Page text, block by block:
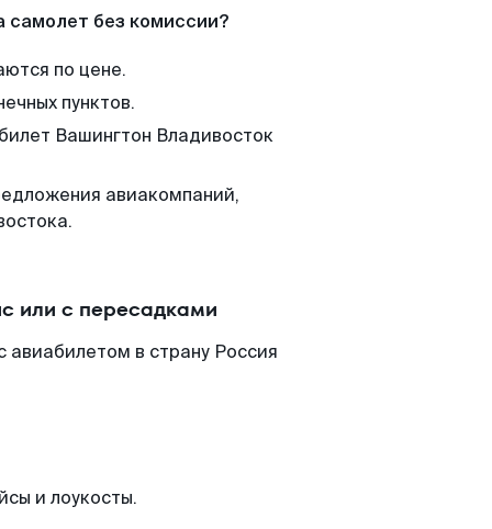
самолет без комиссии?
по цене.
пунктов.
Вашингтон Владивосток
авиакомпаний,
или с пересадками
в страну Россия
и лоукосты.